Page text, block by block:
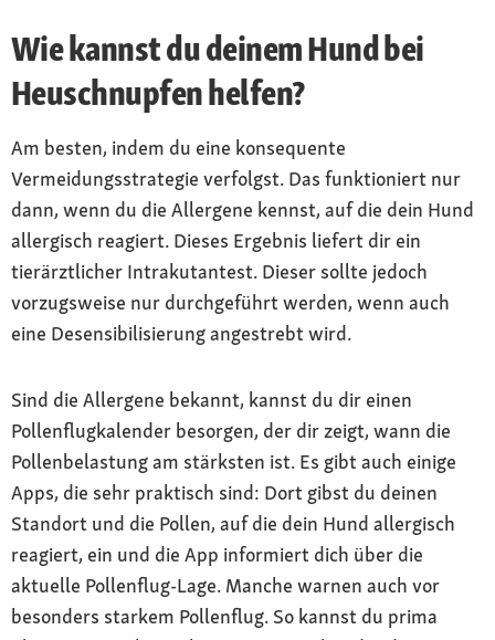
Wie kannst du deinem Hund bei
Heuschnupfen helfen?
Am besten, indem du eine konsequente
Vermeidungsstrategie verfolgst. Das funktioniert nur
dann, wenn du die Allergene kennst, auf die dein Hund
allergisch reagiert. Dieses Ergebnis liefert dir ein
tierärztlicher Intrakutantest. Dieser sollte jedoch
vorzugsweise nur durchgeführt werden, wenn auch
eine Desensibilisierung angestrebt wird.
Sind die Allergene bekannt, kannst du dir einen
Pollenflugkalender besorgen, der dir zeigt, wann die
Pollenbelastung am stärksten ist. Es gibt auch einige
Apps, die sehr praktisch sind: Dort gibst du deinen
Standort und die Pollen, auf die dein Hund allergisch
reagiert, ein und die App informiert dich über die
aktuelle Pollenflug-Lage. Manche warnen auch vor
besonders starkem Pollenflug. So kannst du prima